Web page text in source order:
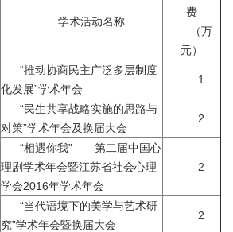
学术活动名称
费
（万
元）
“推动协商民主广泛多层制度
化发展”学术年会
1
“民生共享战略实施的思路与
对策”学术年会及换届大会
2
“相遇你我”——第二届中国心
理剧学术年会暨江苏省社会心理
学会2016年学术年会
2
“当代语境下的美学与艺术研
究”学术年会暨换届大会
2